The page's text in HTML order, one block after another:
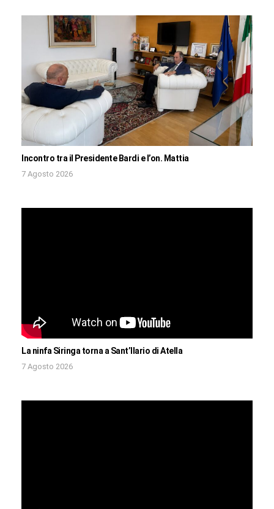
Incontro tra il Presidente Bardi e l’on. Mattia
7 Agosto 2026
La ninfa Siringa torna a Sant’Ilario di Atella
7 Agosto 2026